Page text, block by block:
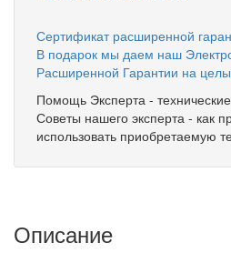
Сертификат расширенной
В подарок мы даем наш
Расширенной Гарантии на
Помощь Эксперта -
Советы нашего эксперта - как
использовать приобретаемую
Описание